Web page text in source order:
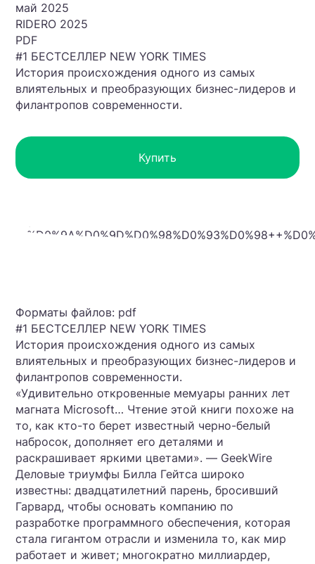
май 2025
RIDERO 2025
PDF
#1 БЕСТСЕЛЛЕР NEW YORK TIMES
История происхождения одного из самых
влиятельных и преобразующих бизнес-лидеров и
филантропов современности.
Купить
Форматы файлов: pdf
#1 БЕСТСЕЛЛЕР NEW YORK TIMES
История происхождения одного из самых
влиятельных и преобразующих бизнес-лидеров и
филантропов современности.
«Удивительно откровенные мемуары ранних лет
магната Microsoft… Чтение этой книги похоже на
то, как кто-то берет известный черно-белый
набросок, дополняет его деталями и
раскрашивает яркими цветами». — GeekWire
Деловые триумфы Билла Гейтса широко
известны: двадцатилетний парень, бросивший
Гарвард, чтобы основать компанию по
разработке программного обеспечения, которая
стала гигантом отрасли и изменила то, как мир
работает и живет; многократно миллиардер,